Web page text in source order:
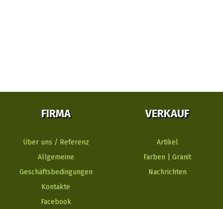
FIRMA
Über uns / Referenz
Allgemeine
Geschäftsbedingungen
Kontakte
Facebook
VERKAUF
Artikel
Farben | Granit
Nachrichten